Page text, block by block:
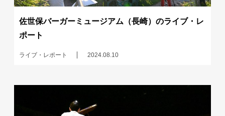
佐世保バーガーミュージアム（長崎）のライブ・レ
ポート
ライブ・レポート 2024.08.10